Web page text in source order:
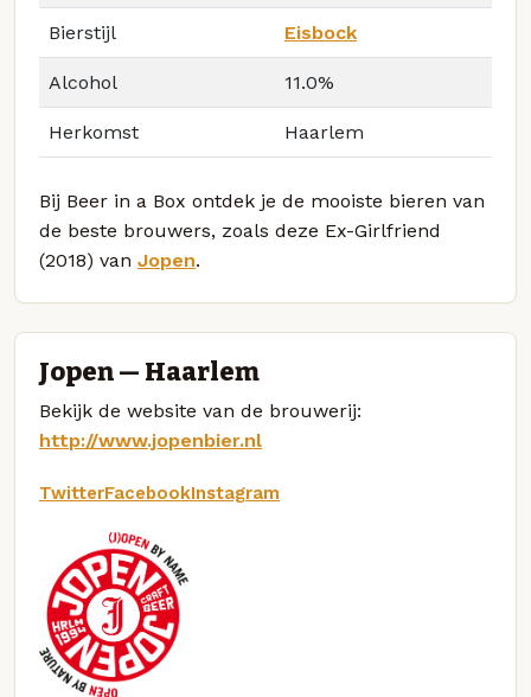
Bierstijl Eisbock
Alcohol 11.0%
Herkomst Haarlem
Bij Beer in a Box ontdek je de mooiste bieren van
de beste brouwers, zoals deze Ex-Girlfriend
(2018) van Jopen.
Jopen — Haarlem
Bekijk de website van de brouwerij:
http://www.jopenbier.nl
TwitterFacebookInstagram